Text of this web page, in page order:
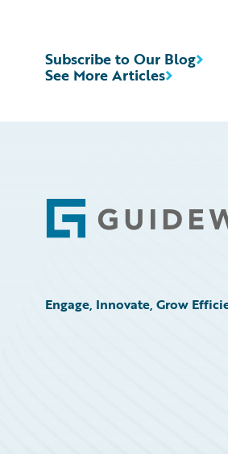
See More Articles
Subscribe to Our Blog
Footer
Engage, Innovate, Grow